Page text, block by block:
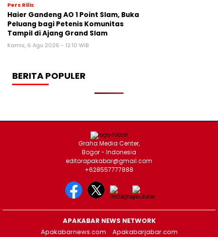
Pers Rilis
Haier Gandeng AO 1 Point Slam, Buka
Peluang bagi Petenis Komunitas
Tampil di Ajang Grand Slam
Kamis, 6 Agu 2026 - 12:10 WIB
BERITA POPULER
Graha Media Center,
Bogor - Indonesia
editorapakabar@gmail.com
+628557777888
APAKABAR NEWS NETWORK
Apakabarnews.com
Apakabarjabar.com